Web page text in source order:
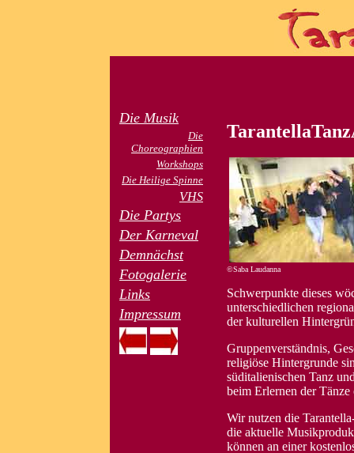
Die Musik
Die
Choreographien
Workshops
Die Heilige Spinne
VHS
Die Partys
Der Karneval
Demnächst
Fotogalerie
Links
Impressum
©Saba Laudanna
Schwerpunkte dieses
unterschiedlichen
der kulturellen
Gruppenverständnis,
religiöse Hintergrunde
süditalienischen Tanz
beim Erlernen der
Wir nutzen die
die aktuelle
können an einer